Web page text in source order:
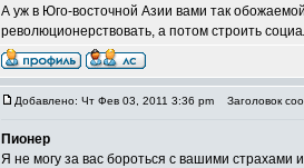
А уж в Юго-восточной Азии вами так
революционерствовать, а потом строить
Добавлено: Чт Фев 03, 2011 3:36 pm Заголовок
Пионер
Я не могу за вас бороться с вашими страхами